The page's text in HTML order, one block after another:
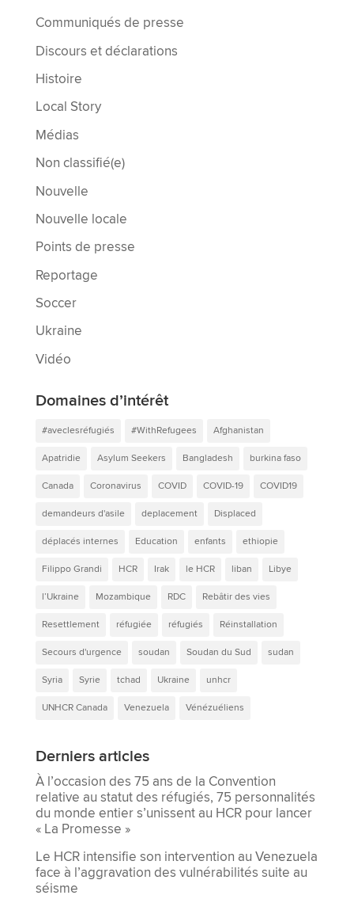
Communiqués de presse
Discours et déclarations
Histoire
Local Story
Médias
Non classifié(e)
Nouvelle
Nouvelle locale
Points de presse
Reportage
Soccer
Ukraine
Vidéo
Domaines d’intérêt
#aveclesréfugiés #WithRefugees Afghanistan
Apatridie Asylum Seekers Bangladesh burkina faso
Canada Coronavirus COVID COVID-19 COVID19
demandeurs d'asile deplacement Displaced
déplacés internes Education enfants ethiopie
Filippo Grandi HCR Irak le HCR liban Libye
l’Ukraine Mozambique RDC Rebâtir des vies
Resettlement réfugiée réfugiés Réinstallation
Secours d'urgence soudan Soudan du Sud sudan
Syria Syrie tchad Ukraine unhcr
UNHCR Canada Venezuela Vénézuéliens
Derniers articles
À l’occasion des 75 ans de la Convention
relative au statut des réfugiés, 75 personnalités
du monde entier s’unissent au HCR pour lancer
« La Promesse »
Le HCR intensifie son intervention au Venezuela
face à l’aggravation des vulnérabilités suite au
séisme